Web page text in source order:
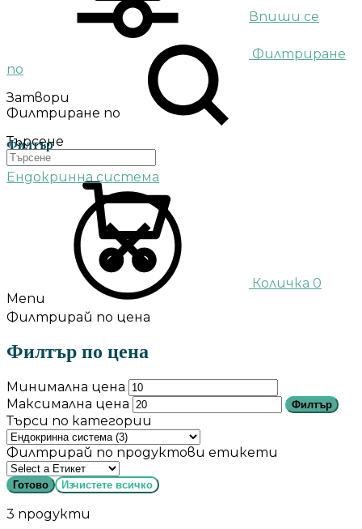
Впиши се
Търсене
Количка 0
Menu
Филтриране
по
Затвори
Филтриране по
Филтър
Ендокринна система
Филтрирай по цена
Филтър по цена
Минимална цена
Максимална цена
Филтър
Търси по категории
Филтрирай по продуктови етикети
Готово Изчистете всичко
3 продукти